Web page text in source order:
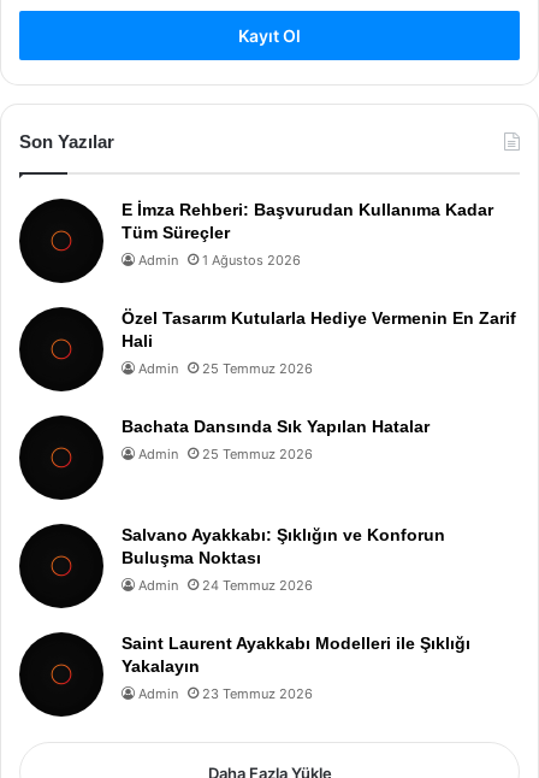
Kayıt Ol
Son Yazılar
E İmza Rehberi: Başvurudan Kullanıma Kadar
Tüm Süreçler
Admin 1 Ağustos 2026
Özel Tasarım Kutularla Hediye Vermenin En Zarif
Hali
Admin 25 Temmuz 2026
Bachata Dansında Sık Yapılan Hatalar
Admin 25 Temmuz 2026
Salvano Ayakkabı: Şıklığın ve Konforun
Buluşma Noktası
Admin 24 Temmuz 2026
Saint Laurent Ayakkabı Modelleri ile Şıklığı
Yakalayın
Admin 23 Temmuz 2026
Daha Fazla Yükle